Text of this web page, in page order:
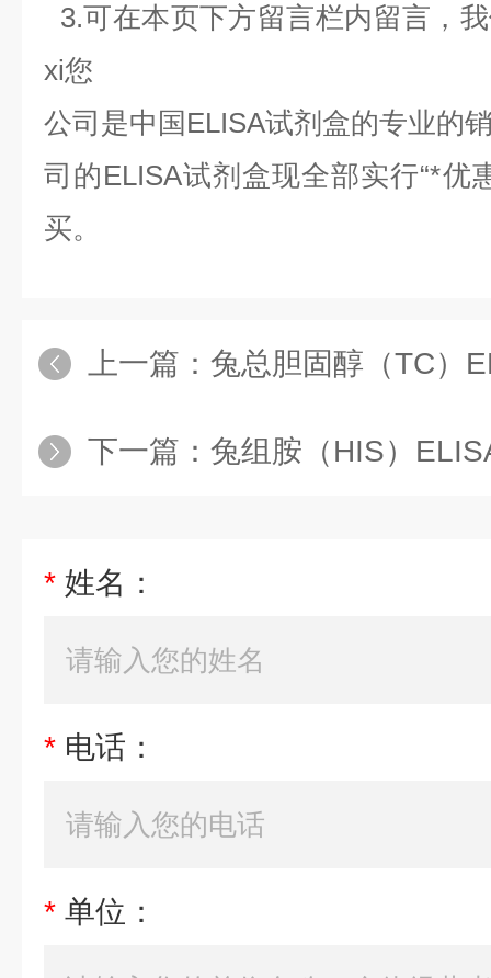
3.可在本页下方留言栏内留言，
xi您
公司是中国 ELISA试剂盒的专业的
司的ELISA试剂盒现全部实行“*优
买。
上一篇： 兔总胆固醇（TC）
下一篇： 兔组胺（HIS）
* 姓名：
* 电话：
* 单位：